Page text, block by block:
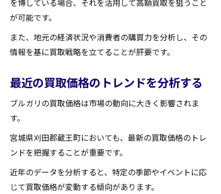
商品の状態を良好に保つためのメンテナン
ス方法
買取前に行うブルガリのクリーニング術
アイテムのストーリーを活かした交渉
ブルガリの希少性をアピールする方法
ブルガリ買取で高額を狙うための地域特有の情
蔵王町の買取イベント情報を活用する
地域のブルガリ愛好家コミュニティを活用
する
地元の買取業者の強みを知る
を博している場合、それを活用して高額買取を狙うこと
が可能です。
また、地元の経済状況や消費者の購買力を分析し、その
情報を基に買取戦略を立てることが肝要です。
最近の買取価格のトレンドを分析する
ブルガリの買取価格は市場の動向に大きく影響されま
す。
宮城県刈田郡蔵王町においても、最新の買取価格のトレ
ンドを把握することが重要です。
近年のデータを分析すると、特定の季節やイベントに応
じて買取価格が変動する傾向があります。